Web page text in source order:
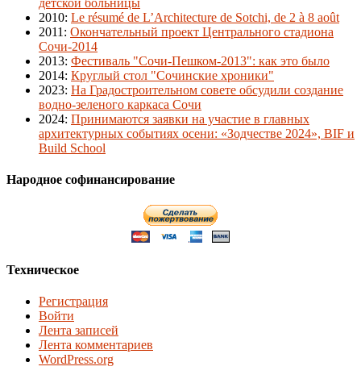
детской больницы
2010: Le résumé de L’Architecture de Sotchi, de 2 à 8 août
2011 : Окончательный проект Центрального стадиона
Сочи-2014
2013: Фестиваль "Сочи-Пешком-2013": как это было
2014: Круглый стол "Сочинские хроники"
2023: На Градостроительном совете обсудили создание
водно-зеленого каркаса Сочи
2024: Принимаются заявки на участие в главных
архитектурных событиях осени: «Зодчестве 2024», BIF и
Build School
Народное софинансирование
Техническое
Регистрация
Войти
Лента записей
Лента комментариев
WordPress.org